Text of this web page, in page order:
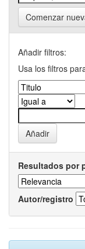
Comenzar
Añadir filtros:
Usa los filtros
Resultados por
Autor/registro